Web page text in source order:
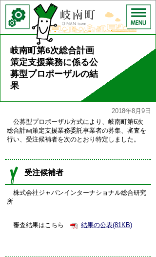
岐南町第6次総合計画
策定支援業務に係る公
募型プロポーザルの結
果
2018年8月9日
公募型プロポーザル方式により、岐南町第6次
総合計画策定支援業務委託事業者の募集、審査を
行い、受注候補者を次のとおり特定しました。
受注候補者
株式会社ジャパンインターナショナル総合研究
所
審査結果はこちら 結果の公表(81KB)